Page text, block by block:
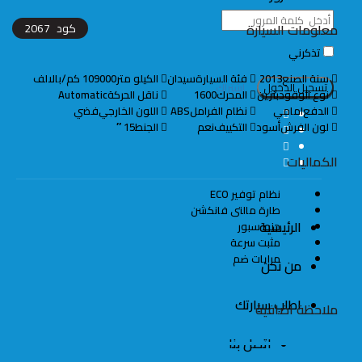
تذكرني
اشتراك
الرئيسية
من نحن
اطلب سيارتك
اتصل بنا
معلومات السيارة كود 2067
سنة الصنع2013 فئة السيارةسيدان الكيلو متر109000 كم/بالالف
نوع الوقودبنزين المحرك1600 ناقل الحركةAutomatic
الدفعامامي نظام الفراملABS اللون الخارجيفضي
لون الفرشأسود التكييفنعم الجنط15 ″
الكماليات
نظام توفير ECO
طارة مالتى فانكشن
جنط سبور
مثبت سرعة
مرايات ضم
ملاحظة اضافية